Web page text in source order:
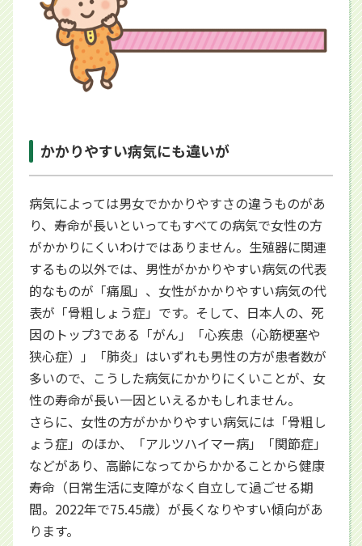
かかりやすい病気にも違いが
病気によっては男女でかかりやすさの違うものがあ
り、寿命が長いといってもすべての病気で女性の方
がかかりにくいわけではありません。生殖器に関連
するもの以外では、男性がかかりやすい病気の代表
的なものが「痛風」、女性がかかりやすい病気の代
表が「骨粗しょう症」です。そして、日本人の、死
因のトップ3である「がん」「心疾患（心筋梗塞や
狭心症）」「肺炎」はいずれも男性の方が患者数が
多いので、こうした病気にかかりにくいことが、女
性の寿命が長い一因といえるかもしれません。
さらに、女性の方がかかりやすい病気には「骨粗し
ょう症」のほか、「アルツハイマー病」「関節症」
などがあり、高齢になってからかかることから健康
寿命（日常生活に支障がなく自立して過ごせる期
間。2022年で75.45歳）が長くなりやすい傾向があ
ります。